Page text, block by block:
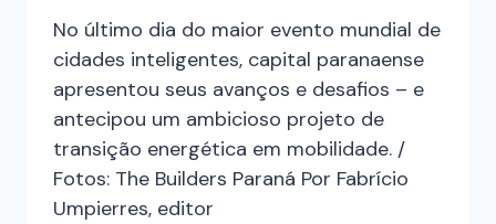
No último dia do maior evento mundial de
cidades inteligentes, capital paranaense
apresentou seus avanços e desafios – e
antecipou um ambicioso projeto de
transição energética em mobilidade. /
Fotos: The Builders Paraná Por Fabrício
Umpierres, editor